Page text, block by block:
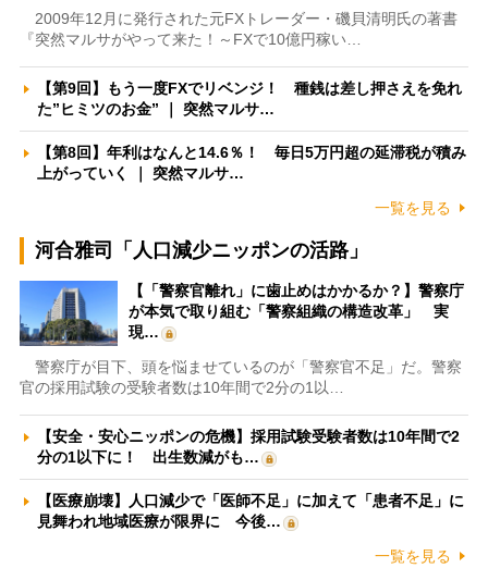
2009年12月に発行された元FXトレーダー・磯貝清明氏の著書
『突然マルサがやって来た！～FXで10億円稼い…
【第9回】もう一度FXでリベンジ！ 種銭は差し押さえを免れ
た”ヒミツのお金” ｜ 突然マルサ…
【第8回】年利はなんと14.6％！ 毎日5万円超の延滞税が積み
上がっていく ｜ 突然マルサ…
一覧を見る
河合雅司「人口減少ニッポンの活路」
【「警察官離れ」に歯止めはかかるか？】警察庁
が本気で取り組む「警察組織の構造改革」 実
現…
警察庁が目下、頭を悩ませているのが「警察官不足」だ。警察
官の採用試験の受験者数は10年間で2分の1以…
【安全・安心ニッポンの危機】採用試験受験者数は10年間で2
分の1以下に！ 出生数減がも…
【医療崩壊】人口減少で「医師不足」に加えて「患者不足」に
見舞われ地域医療が限界に 今後…
一覧を見る